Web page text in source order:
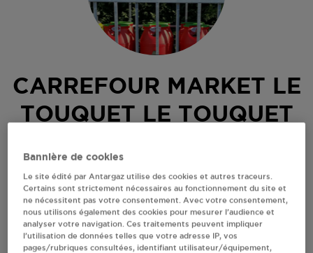
CARREFOUR MARKET LE
TOUQUET LE TOUQUET
CC GEORGES BESSE
62520LE TOUQUET PARIS PLAGE
Revendeur de bouteilles de gaz
S'Y RENDRE
Bannière de cookies
Le site édité par Antargaz utilise des cookies et autres traceurs.
Certains sont strictement nécessaires au fonctionnement du site et
ne nécessitent pas votre consentement. Avec votre consentement,
nous utilisons également des cookies pour mesurer l’audience et
analyser votre navigation. Ces traitements peuvent impliquer
l’utilisation de données telles que votre adresse IP, vos
pages/rubriques consultées, identifiant utilisateur/équipement,